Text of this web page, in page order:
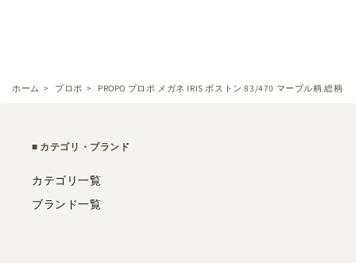
ホーム > プロポ > PROPO プロポ メガネ IRIS ボストン 83/470 マーブル柄 総柄
カテゴリ・ブランド
カテゴリ一覧
ブランド一覧